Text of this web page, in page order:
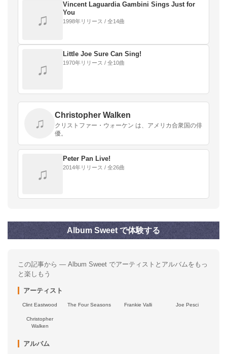
♫
Vincent Laguardia Gambini Sings Just for
You
1998年リリース / 全14曲
♫
Little Joe Sure Can Sing!
1970年リリース / 全10曲
♫
Christopher Walken
クリストファー・ウォーケン は、アメリカ合衆国の俳
優。
♫
Peter Pan Live!
2014年リリース / 全26曲
Album Sweet で体験する
この記事から — Album Sweet でアーティストとアルバムをもっ
と楽しもう
アーティスト
Clint Eastwood The Four Seasons Frankie Valli Joe Pesci
Christopher
Walken
アルバム